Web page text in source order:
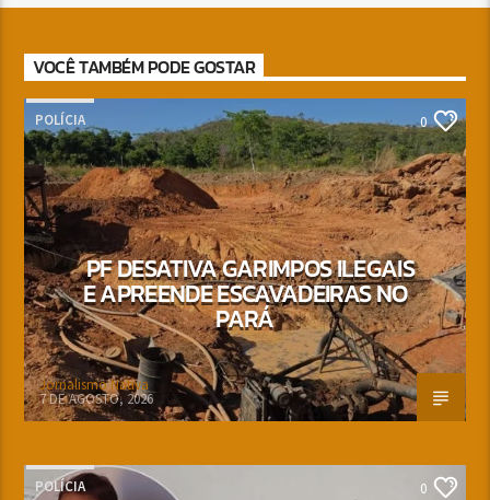
VOCÊ TAMBÉM PODE GOSTAR
POLÍCIA 0
PF DESATIVA GARIMPOS ILEGAIS
E APREENDE ESCAVADEIRAS NO
PARÁ
Jornalismo Nativa
7 DE AGOSTO, 2026
POLÍCIA 0